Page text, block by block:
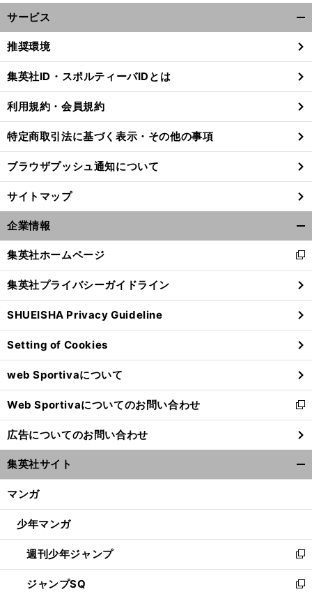
】 137 回 【
ほ
】
.
サービス
閉
る
推奨環境
集英社ID・スポルティーバIDとは
利用規約・会員規約
特定商取引法に基づく表示・その他の事項
ブラウザプッシュ通知について
サイトマップ
企業情報
閉
る
集英社ホームページ
新
し
い
ウ
ィ
ン
ド
ウ
で
開
く
集英社プライバシーガイドライン
SHUEISHA Privacy Guideline
Setting of Cookies
web Sportivaについて
Web Sportivaについてのお問い合わせ
新
し
い
ウ
ィ
ン
ウ
開
く
広告についてのお問い合わせ
集英社サイト
マンガ
少年マンガ
週刊少年ジャンプ
新
し
い
ジャンプSQ
新